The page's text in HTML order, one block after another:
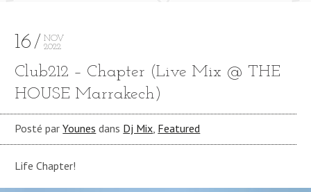
16
NOV
2022
Club212 – Chapter (Live Mix @ THE
HOUSE Marrakech)
Posté parYounes dans Dj Mix, Featured
Life Chapter!